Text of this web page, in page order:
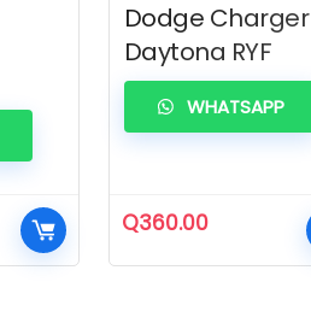
Dodge Charger
Daytona RYF
Q360.00
WHATSAPP